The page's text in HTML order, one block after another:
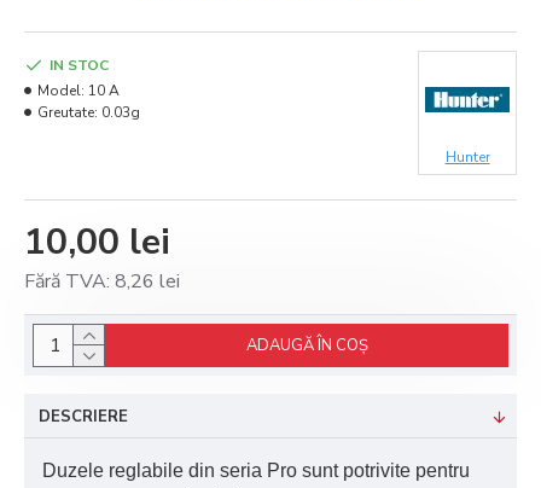
10,00 lei
Fără TVA: 8,26 lei
IN STOC
Model: 10 A
Greutate: 0.03g
Hunter
ADAUGĂ ÎN COŞ
DESCRIERE
Duzele reglabile din seria Pro sunt potrivite pentru